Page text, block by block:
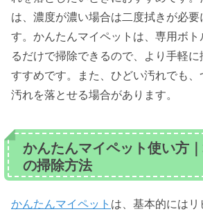
は、濃度が濃い場合は二度拭きが必要
す。かんたんマイペットは、専用ボ
るだけで掃除できるので、より手軽
すすめです。また、ひどい汚れでも
汚れを落とせる場合があります。
かんたんマイペット使い方
の掃除方法
かんたんマイペット は、基本的には